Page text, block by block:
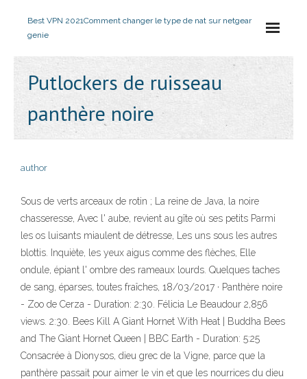
Best VPN 2021Comment changer le type de nat sur netgear
genie
Putlockers de ruisseau
panthère noire
author
Sous de verts arceaux de rotin ; La reine de Java, la noire
chasseresse, Avec l' aube, revient au gîte où ses petits Parmi
les os luisants miaulent de détresse, Les uns sous les autres
blottis. Inquiète, les yeux aigus comme des flèches, Elle
ondule, épiant l' ombre des rameaux lourds. Quelques taches
de sang, éparses, toutes fraîches, 18/03/2017 · Panthère noire
- Zoo de Cerza - Duration: 2:30. Félicia Le Beaudour 2,856
views. 2:30. Bees Kill A Giant Hornet With Heat | Buddha Bees
and The Giant Hornet Queen | BBC Earth - Duration: 5:25
Consacrée à Dionysos, dieu grec de la Vigne, parce que la
panthère passait pour aimer le vin et que les nourrices du dieu